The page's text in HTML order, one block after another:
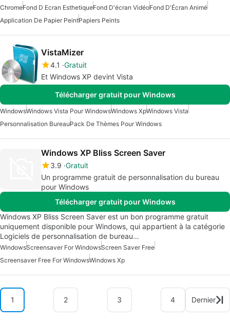
ChromeFond D Ecran EsthetiqueFond D'écran VidéoFond D'Écran Animé
Application De Papier PeintPapiers Peints
VistaMizer
4.1 Gratuit
Et Windows XP devint Vista
Télécharger gratuit pour Windows
WindowsWindows Vista Pour WindowsWindows XpWindows Vista
Personnalisation BureauPack De Thèmes Pour Windows
Windows XP Bliss Screen Saver
3.9 Gratuit
Un programme gratuit de personnalisation du bureau
pour Windows
Télécharger gratuit pour Windows
Windows XP Bliss Screen Saver est un bon programme gratuit
uniquement disponible pour Windows, qui appartient à la catégorie
Logiciels de personnalisation de bureau…
WindowsScreensaver For WindowsScreen Saver Free
Screensaver Free For WindowsWindows Xp
1 2 3 4 Dernier